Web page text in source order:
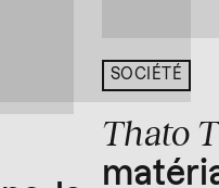
SOCIÉTÉ
Thato